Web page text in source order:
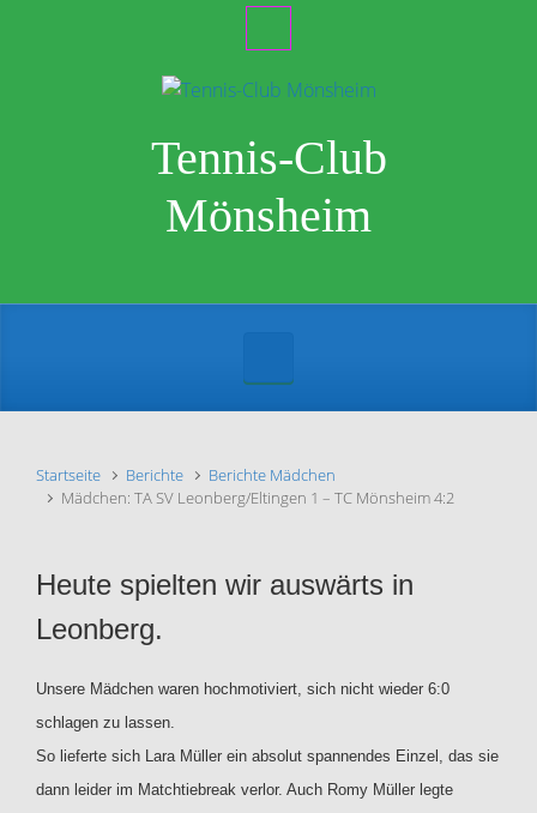
Tennis-Club
Mönsheim
Startseite Berichte
Berichte Mädchen
Mädchen: TA SV Leonberg/Eltingen 1 – TC Mönsheim 4:2
Heute spielten wir auswärts in
Leonberg.
Unsere Mädchen waren hochmotiviert, sich nicht wieder 6:0
schlagen zu lassen.
So lieferte sich Lara Müller ein absolut spannendes Einzel, das sie
dann leider im Matchtiebreak verlor. Auch Romy Müller legte